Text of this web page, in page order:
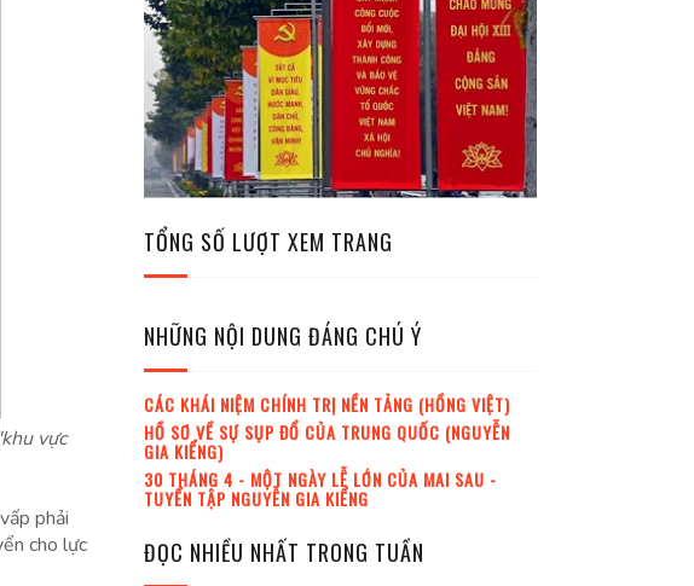
vực
phải
cho lực
TỔNG SỐ LƯỢT XEM TRANG
NHỮNG NỘI DUNG ĐÁNG CHÚ Ý
CÁC KHÁI NIỆM CHÍNH TRỊ NỀN TẢNG (HỒNG VIỆT)
HỒ SƠ VỀ SỰ SỤP ĐỔ CỦA TRUNG QUỐC (NGUYỄN
GIA KIỂNG)
30 THÁNG 4 - MỘT NGÀY LỄ LỚN CỦA MAI SAU -
TUYỂN TẬP NGUYỄN GIA KIỂNG
ĐỌC NHIỀU NHẤT TRONG TUẦN